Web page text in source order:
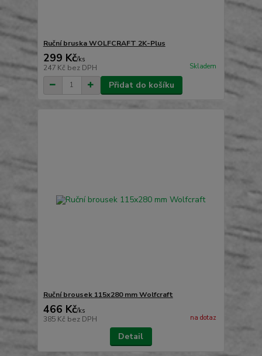
Ruční bruska WOLFCRAFT 2K-Plus
299 Kč/ks
247 Kč bez DPH Skladem
Přidat do košíku
Ruční brousek 115x280 mm Wolfcraft
466 Kč/ks
385 Kč bez DPH na dotaz
Detail